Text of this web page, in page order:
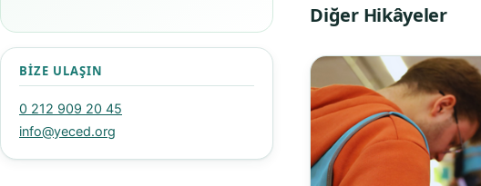
Diğer Hikâyeler
BIZE ULAŞIN
0 212 909 20 45
info@yeced.org